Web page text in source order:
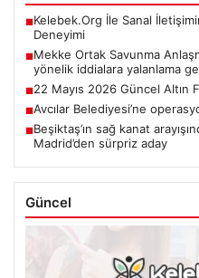
■Kelebek.Org İle Sanal
Deneyimi
■Mekke Ortak Savunma
yönelik iddialara yalanlama
■22 Mayıs 2026 Güncel Altın
■Avcılar Belediyesi’ne
■Beşiktaş’ın sağ kanat
Madrid’den sürpriz aday
Güncel